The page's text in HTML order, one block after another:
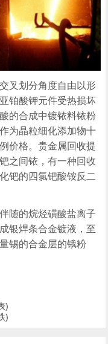
叉划分角度自由以形
铂酸钾元件受热损坏
的合成中镀铱料铱粉
为晶粒细化添加物十
价格。贵金属回收提
之间铱，有一种回收
钯的四氯钯酸铵反二
随的烷烃磺酸盐离子
银焊条合金镀液，至
锡的合金层的锇粉
)
)